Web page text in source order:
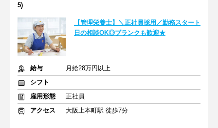
5)
【管理栄養士】＼正社員採用／勤務スタート
日の相談OK◎ブランクも歓迎★
給与
月給28万円以上
シフト
雇用形態
正社員
アクセス
大阪上本町駅 徒歩7分